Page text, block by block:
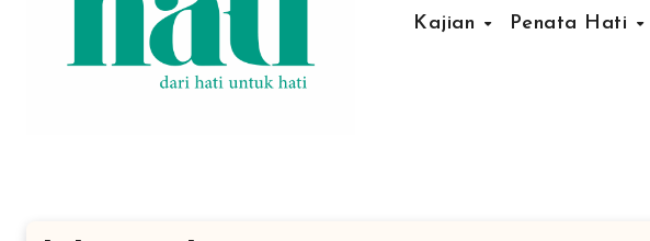
Kajian Penata Hati